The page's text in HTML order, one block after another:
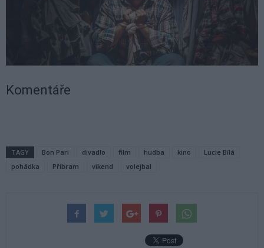
Komentáře
TAGY Bon Pari divadlo film hudba kino
Lucie Bílá
pohádka
Příbram víkend volejbal